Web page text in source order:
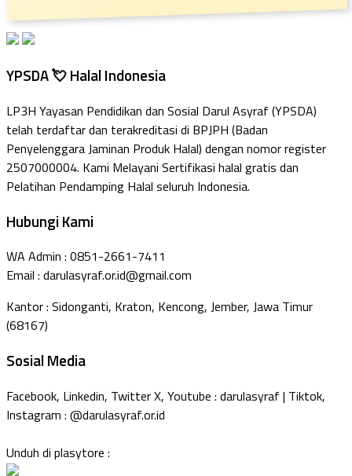
YPSDA 💘 Halal Indonesia
LP3H Yayasan Pendidikan dan Sosial Darul Asyraf (YPSDA)
telah terdaftar dan terakreditasi di BPJPH (Badan
Penyelenggara Jaminan Produk Halal) dengan nomor register
2507000004. Kami Melayani Sertifikasi halal gratis dan
Pelatihan Pendamping Halal seluruh Indonesia.
Hubungi Kami
WA Admin : 0851-2661-7411
Email : darulasyraf.or.id@gmail.com
Kantor : Sidonganti, Kraton, Kencong, Jember, Jawa Timur
(68167)
Sosial Media
Facebook, Linkedin, Twitter X, Youtube : darulasyraf | Tiktok,
Instagram : @darulasyraf.or.id
Unduh di plasytore :